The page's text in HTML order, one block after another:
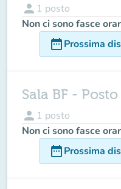
person 1 posto
Non ci sono fasce
date_rangeProssima
Sala BF - Posto
person 1 posto
Non ci sono fasce
date_rangeProssima